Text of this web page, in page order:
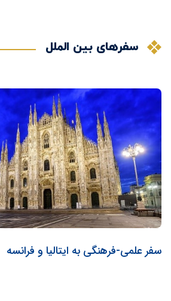
سفرهای بین الملل
سفر علمی-فرهنگی به ایتالیا و فرانسه